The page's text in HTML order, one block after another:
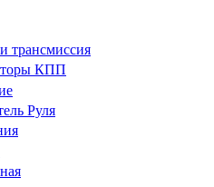
трансмиссия
КПП
Руля